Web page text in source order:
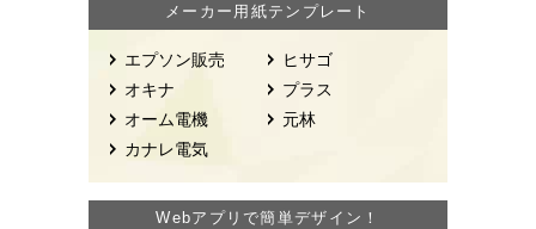
メーカー用紙テンプレート
エプソン販売
オキナ
オーム電機
カナレ電気
ヒサゴ
プラス
元林
Webアプリで簡単デザイン！